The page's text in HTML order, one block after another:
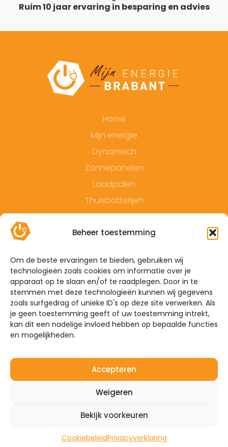
Beheer toestemming
Om de beste ervaringen te bieden, gebruiken wij
technologieën zoals cookies om informatie over je
apparaat op te slaan en/of te raadplegen. Door in te
stemmen met deze technologieën kunnen wij gegevens
zoals surfgedrag of unieke ID's op deze site verwerken. Als
je geen toestemming geeft of uw toestemming intrekt,
kan dit een nadelige invloed hebben op bepaalde functies
en mogelijkheden.
Accepteren
Weigeren
Bekijk voorkeuren
CookiebeleidPrivacyverklaring
Ruim 10 jaar ervaring in besparing en advies
Home
Mijn energie
Dynamisch
Zonnepanelen
Laadpalen
Thuisbatterijen
Contact
Algemene voorwaarden
Privacyverklaring
Sitemap
De Hoefkens 1 5707 AZ Helmond
Westelijke Havendijk 17E 4703 RA Roosendaal
0492-350309
info@mijnenergiebrabant.nl
©2026 – Mijn Energie Brabant
Website door:Quinn